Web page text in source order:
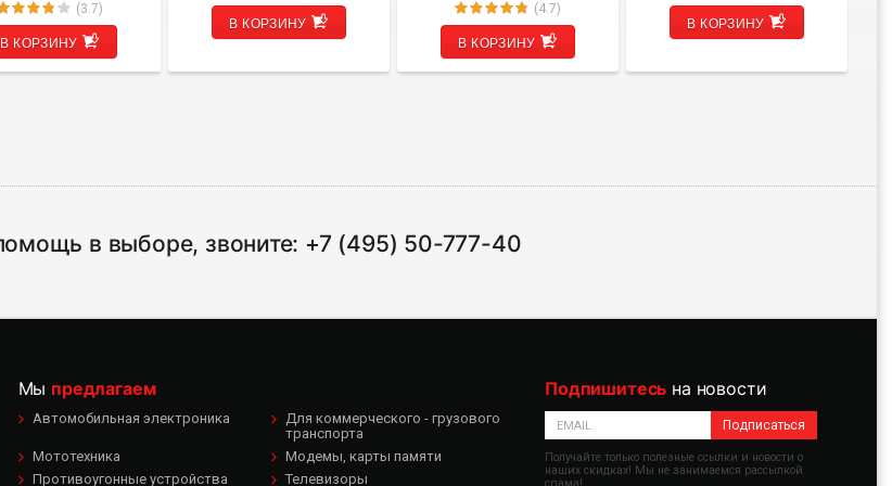
(3.7)
В КОРЗИНУ
В КОРЗИНУ
(4.7)
В КОРЗИНУ
В КОРЗИНУ
в выборе, звоните: +7 (495) 50-777-40
Мы предлагаем
Автомобильная электроника
Для коммерческого - грузового
транспорта
Мототехника
Модемы, карты памяти
Противоугонные устройства
Телевизоры
Подпишитесь на новости
Подписаться
Получайте только полезные ссылки и новости о
наших скидках! Мы не занимаемся рассылкой